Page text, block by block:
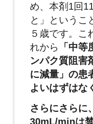
め、本剤1回
と」というこ
５歳です。こ
れから
「中
ンパク質阻害
に減量」の患
よいはずはな
さらにさらに
30mL/minは